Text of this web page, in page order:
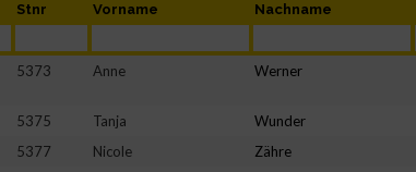
Stnr Vorname Nachname
5373 Anne Werner
5375 Tanja Wunder
5377
Nicole Zähre